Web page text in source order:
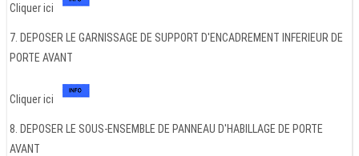
Cliquer ici
7. DEPOSER LE GARNISSAGE DE SUPPORT D'ENCADREMENT INFERIEUR DE
PORTE AVANT
Cliquer ici
8. DEPOSER LE SOUS-ENSEMBLE DE PANNEAU D'HABILLAGE DE PORTE
AVANT